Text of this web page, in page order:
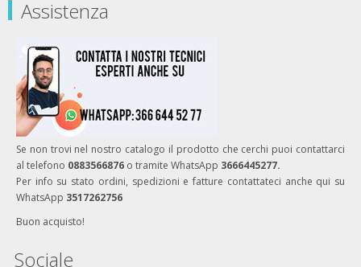
Assistenza
Se non trovi nel nostro catalogo il prodotto che cerchi puoi contattarci
al telefono 0883566876 o tramite WhatsApp 3666445277.
Per info su stato ordini, spedizioni e fatture contattateci anche qui su
WhatsApp 3517262756
Buon acquisto!
Sociale